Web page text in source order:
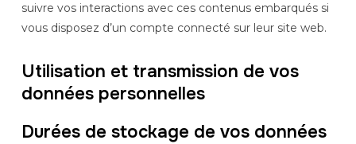
suivre vos interactions avec ces contenus embarqués si
vous disposez d’un compte connecté sur leur site web.
Utilisation et transmission de vos
données personnelles
Durées de stockage de vos données